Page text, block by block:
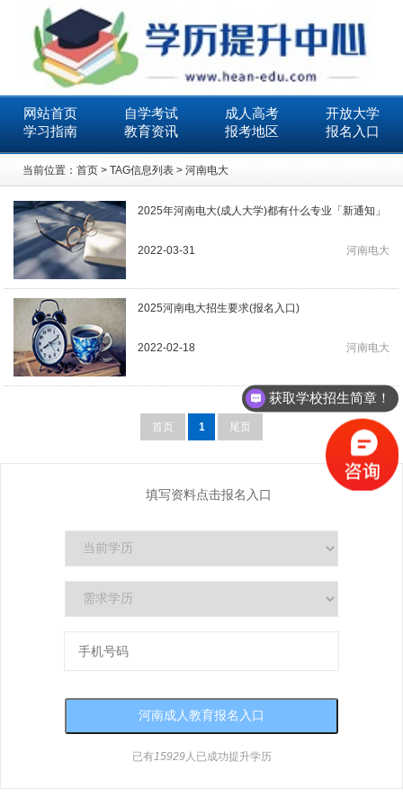
网站首页 自学考试 成人高考
开放大学
学习指南
教育资讯 报考地区 报名入口
当前位置： 首页 > TAG信息列表 > 河南电大
2025年河南电大(成人大学)都有什么专业「新通知」
2022-03-31 河南电大
2025河南电大招生要求(报名入口)
2022-02-18 河南电大
首页 1 尾页
填写资料点击报名入口
已有15929人已成功提升学历
获取学校招生简章！